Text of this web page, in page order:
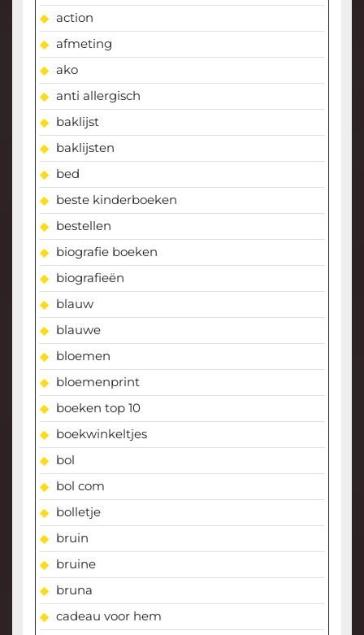
action
afmeting
ako
anti allergisch
baklijst
baklijsten
bed
beste kinderboeken
bestellen
biografie boeken
biografieën
blauw
blauwe
bloemen
bloemenprint
boeken top 10
boekwinkeltjes
bol
bol com
bolletje
bruin
bruine
bruna
cadeau voor hem